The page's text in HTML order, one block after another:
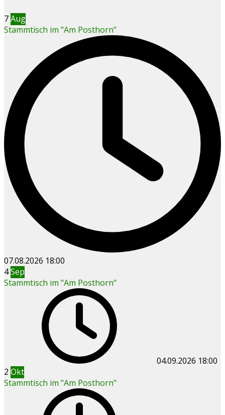
7Aug
Stammtisch im "Am Posthorn"
07.08.2026 18:00
4Sep
Stammtisch im "Am Posthorn"
04.09.2026 18:00
2 Okt
Stammtisch im "Am Posthorn"